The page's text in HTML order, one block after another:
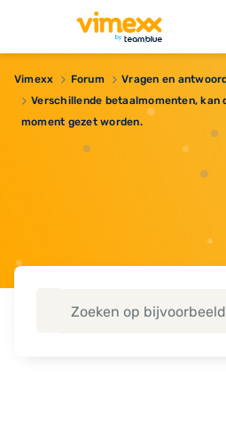
Vimexx Forum Vragen en
Verschillende betaalmomenten, kan
moment gezet worden.